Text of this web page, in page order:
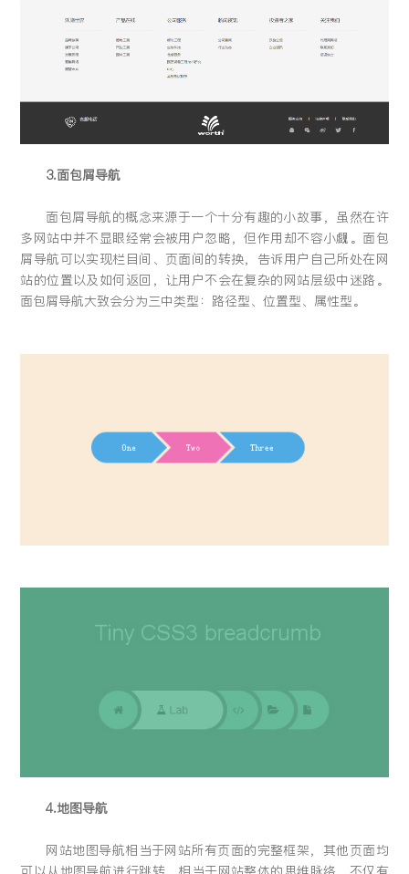
3.面包屑导航
面包屑导航的概念来源于一个十分有趣的小故事，虽然在许
多网站中并不显眼经常会被用户忽略，但作用却不容小觑。面包
屑导航可以实现栏目间、页面间的转换，告诉用户自己所处在网
站的位置以及如何返回，让用户不会在复杂的网站层级中迷路。
面包屑导航大致会分为三中类型：路径型、位置型、属性型。
4.地图导航
网站地图导航相当于网站所有页面的完整框架，其他页面均